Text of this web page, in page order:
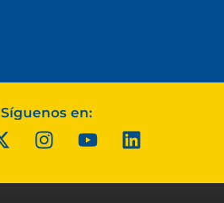
Síguenos en: